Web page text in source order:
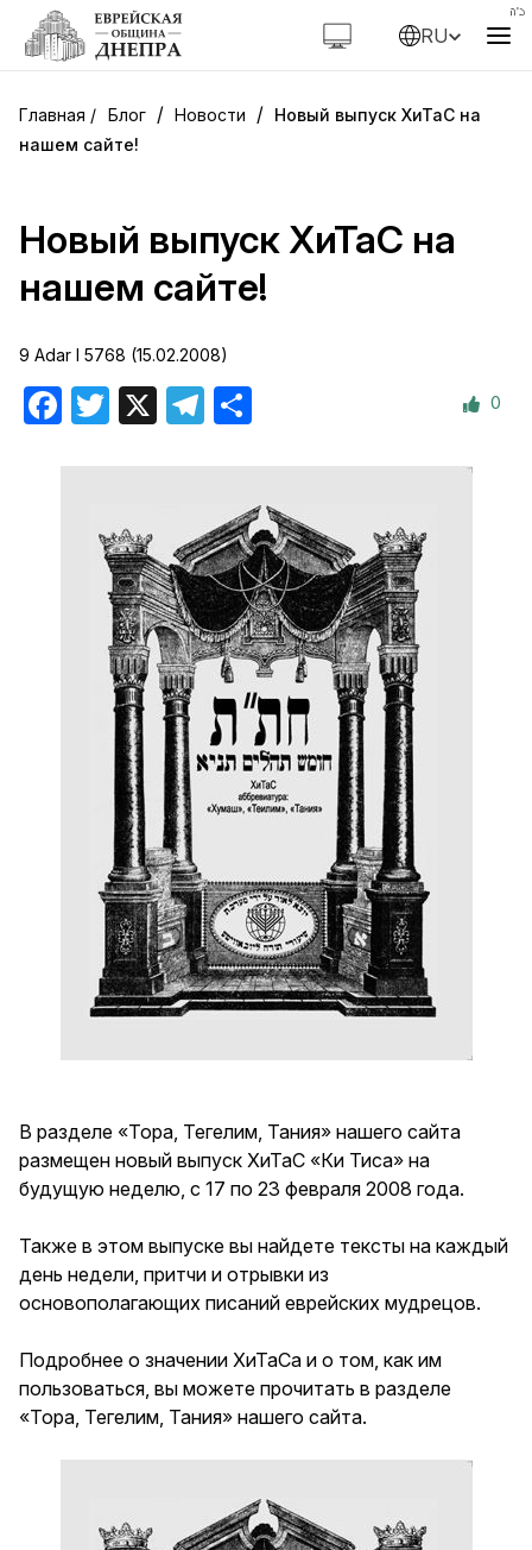
RU
Блог / Новости / Новый выпуск ХиТаС на
нашем сайте!
Новый выпуск ХиТаС на
нашем сайте!
9 Adar I 5768 (15.02.2008)
Facebook
Twitter Telegram 0
В разделе «Тора, Тегелим, Тания» нашего сайта
размещен новый выпуск ХиТаС «Ки Тиса» на
будущую неделю, с 17 по 23 февраля 2008 года.
Также в этом выпуске вы найдете тексты на каждый
день недели, притчи и отрывки из
основополагающих писаний еврейских мудрецов.
Подробнее о значении ХиТаСа и о том, как им
пользоваться, вы можете прочитать в разделе
«Тора, Тегелим, Тания» нашего сайта.